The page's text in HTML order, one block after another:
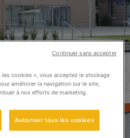
les cookies », vous acceptez le stockage
améliorer la navigation sur le site,
à nos efforts de marketing.
Autoriser tous les cookies
Continuer sans accepter